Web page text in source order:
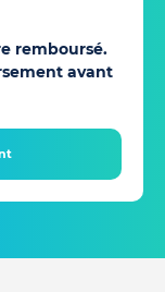
remboursé.
avant